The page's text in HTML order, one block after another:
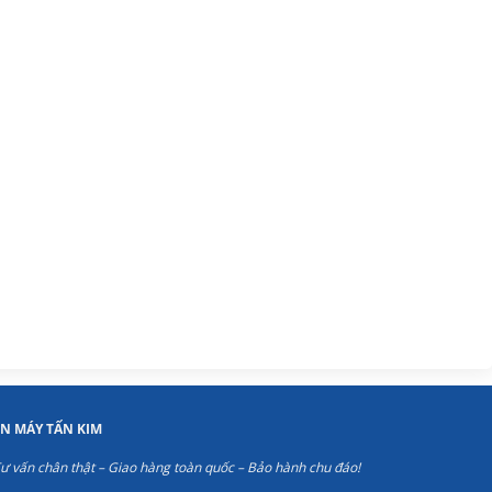
MÁY TẤN KIM
vấn chân thật – Giao hàng toàn quốc – Bảo hành chu đáo!